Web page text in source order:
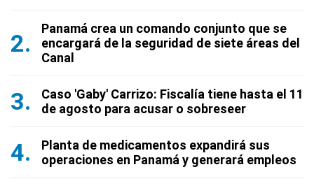
Panamá crea un comando conjunto que se
encargará de la seguridad de siete áreas del
Canal
Caso 'Gaby' Carrizo: Fiscalía tiene hasta el 11
de agosto para acusar o sobreseer
Planta de medicamentos expandirá sus
operaciones en Panamá y generará empleos